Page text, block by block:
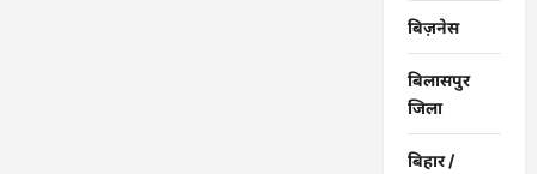
बिज़नेस
बिलासपुर
जिला
बिहार /